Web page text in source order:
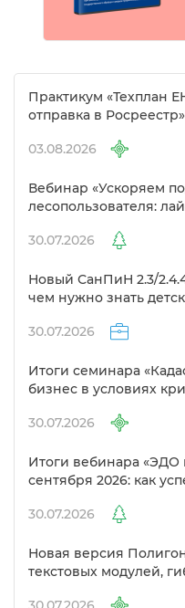
Практикум «Техплан
отправка в Росреестр»
03.08.2026
ебинар «Ускоряем
лесопользователя:
30.07.2026
Новый СанПиН 2.3/
чем нужно знать
30.07.2026
Итоги семинара
изнес в условиях
30.07.2026
Итоги вебинара «ЭДО
сентября 2026: как
30.07.2026
Новая версия
текстовых модулей,